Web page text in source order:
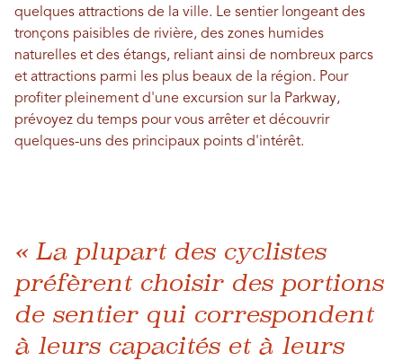
quelques attractions de la ville. Le sentier longeant des
tronçons paisibles de rivière, des zones humides
naturelles et des étangs, reliant ainsi de nombreux parcs
et attractions parmi les plus beaux de la région. Pour
profiter pleinement d'une excursion sur la Parkway,
prévoyez du temps pour vous arrêter et découvrir
quelques-uns des principaux points d'intérêt.
« La plupart des cyclistes
préfèrent choisir des portions
de sentier qui correspondent
à leurs capacités et à leurs